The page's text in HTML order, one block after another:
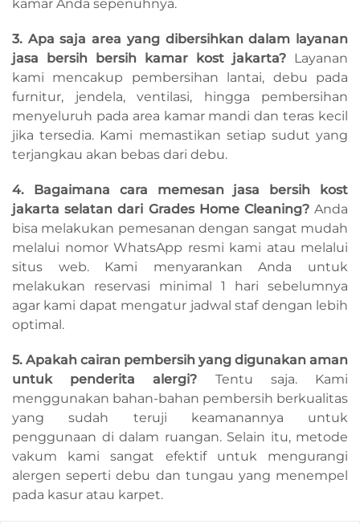
kamar Anda sepenuhnya.
3. Apa saja area yang dibersihkan dalam layanan
jasa bersih bersih kamar kost jakarta? Layanan
kami mencakup pembersihan lantai, debu pada
furnitur, jendela, ventilasi, hingga pembersihan
menyeluruh pada area kamar mandi dan teras kecil
jika tersedia. Kami memastikan setiap sudut yang
terjangkau akan bebas dari debu.
4. Bagaimana cara memesan jasa bersih kost
jakarta selatan dari Grades Home Cleaning?Anda
bisa melakukan pemesanan dengan sangat mudah
melalui nomor WhatsApp resmi kami atau melalui
situs web. Kami menyarankan Anda untuk
melakukan reservasi minimal 1 hari sebelumnya
agar kami dapat mengatur jadwal staf dengan lebih
optimal.
5. Apakah cairan pembersih yang digunakan aman
untuk penderita alergi? Tentu saja. Kami
menggunakan bahan-bahan pembersih berkualitas
yang sudah teruji keamanannya untuk
penggunaan di dalam ruangan. Selain itu, metode
vakum kami sangat efektif untuk mengurangi
alergen seperti debu dan tungau yang menempel
pada kasur atau karpet.